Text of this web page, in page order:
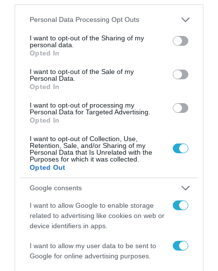
Please note that this website/app uses one or more Google
not limited to your visit or usage behaviour. You may click to
grant or deny consent to Google and its third-party tags to
use your data for below specified purposes in below Google
consent section.
Personal Data Processing Opt Outs
I want to opt-out of the Sharing of my
personal data.
Opted In
I want to opt-out of the Sale of my
Personal Data.
Opted In
I want to opt-out of processing my
Personal Data for Targeted Advertising.
Opted In
I want to opt-out of Collection, Use,
Retention, Sale, and/or Sharing of my
Personal Data that Is Unrelated with the
Purposes for which it was collected.
Opted Out
Google consents
I want to allow Google to enable storage
related to advertising like cookies on web or
device identifiers in apps.
I want to allow my user data to be sent to
Google for online advertising purposes.
ΟΛΗ Η ΡΟΗ ΕΙΔΗΣΕΩΝ
ΟΙΚΟΝΟΜΙΑ